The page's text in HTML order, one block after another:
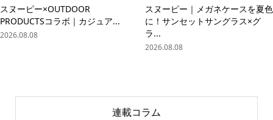
スヌーピー×OUTDOOR
PRODUCTSコラボ｜カジュア...
2026.08.08
スヌーピー｜メガネケースを夏色
に！サンセットサングラス×グ
ラ...
2026.08.08
連載コラム